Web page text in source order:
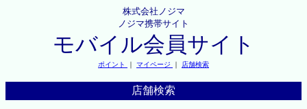
株式会社ノジマ
ノジマ携帯サイト
モバイル会員サイト
ポイント ｜ マイページ ｜ 店舗検索
店舗検索